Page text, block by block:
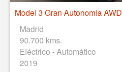
Model 3 Gran Autonomia AWD
Madrid
90.700 kms.
Eléctrico - Automático
2019